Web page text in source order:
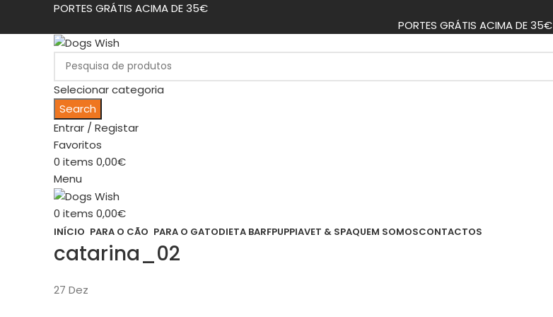
PORTES GRÁTIS ACIMA DE 35€
PORTES GRÁTIS ACIMA DE 35€
Selecionar categoria
Search
Entrar / Registar
Favoritos
0 items 0,00€
Menu
0 items 0,00€
INÍCIO PARA O CÃO PARA O GATODIETA BARFPUPPIAVET & SPAQUEM SOMOSCONTACTOS
catarina_02
27 Dez